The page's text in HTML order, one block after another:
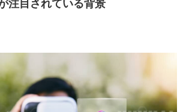
注目されている背景